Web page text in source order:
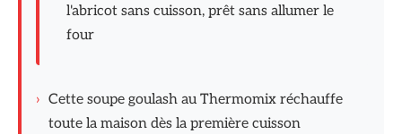
l'abricot sans cuisson, prêt sans allumer le
four
› Cette soupe goulash au Thermomix réchauffe
toute la maison dès la première cuisson